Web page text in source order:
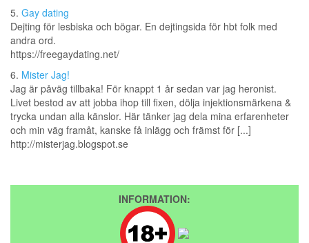
5. Gay dating
Dejting för lesbiska och bögar. En dejtingsida för hbt folk med
andra ord.
https://freegaydating.net/
6. Mister Jag!
Jag är påväg tillbaka! För knappt 1 år sedan var jag heronist.
Livet bestod av att jobba ihop till fixen, dölja injektionsmärkena &
trycka undan alla känslor. Här tänker jag dela mina erfarenheter
och min väg framåt, kanske få inlägg och främst för [...]
http://misterjag.blogspot.se
INFORMATION: